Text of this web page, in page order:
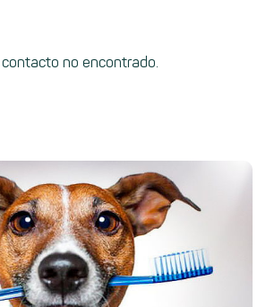
contacto no encontrado.